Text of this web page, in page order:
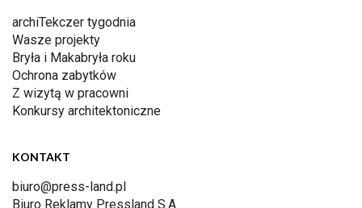
archiTekczer tygodnia
Wasze projekty
Bryła i Makabryła roku
Ochrona zabytków
Z wizytą w pracowni
Konkursy architektoniczne
KONTAKT
biuro@press-land.pl
Biuro Reklamy Pressland S.A.